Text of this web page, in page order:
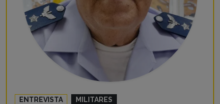
ENTREVISTA MILITARES